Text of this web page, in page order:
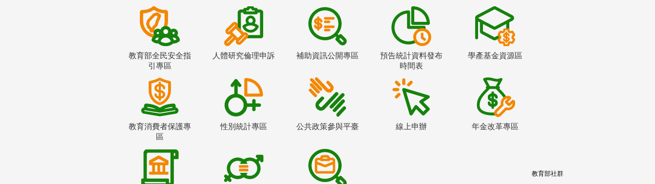
教育部全民安全指
引專區
人體研究倫理申訴 補助資訊公開專區
預告統計資料發布
時間表
學產基金資源區
教育消費者保護專
區
性別統計專區 公共政策參與平臺 線上申辦 年金改革專區
教育部社群